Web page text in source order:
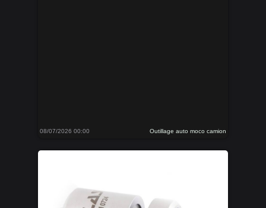
08/07/2026 00:00 Outillage auto moco camion